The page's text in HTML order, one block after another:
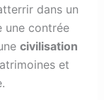
dans un
une contrée
civilisation
et